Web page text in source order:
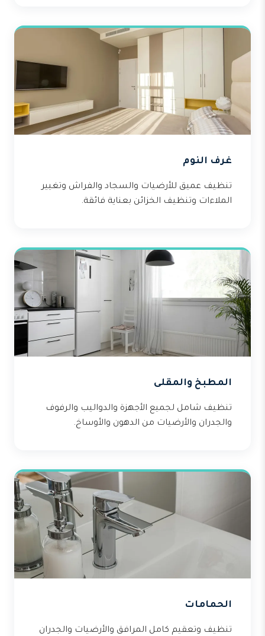
غرف النوم
تنظيف عميق للأرضيات والسجاد والفراش وتغيير
الملاءات وتنظيف الخزائن بعناية فائقة.
المطبخ والمقلى
تنظيف شامل لجميع الأجهزة والدواليب والرفوف
والجدران والأرضيات من الدهون والأوساخ.
الحمامات
تنظيف وتعقيم كامل المرافق والأرضيات والجدران